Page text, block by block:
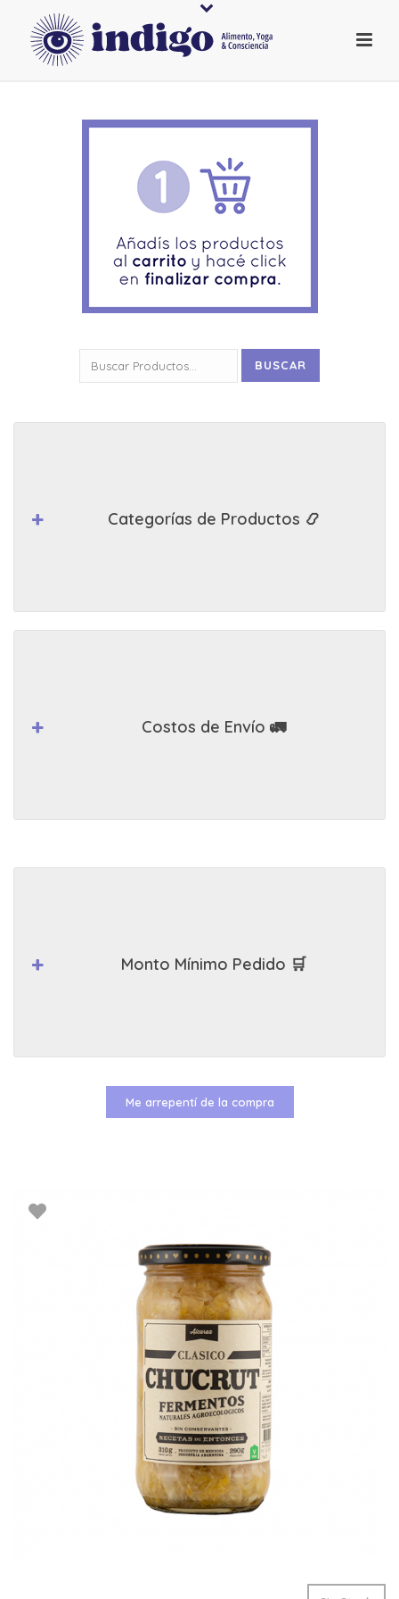
por:
BUSCAR
Categorías de Productos 📿
Costos de Envío 🚛
Monto Mínimo Pedido 🛒
Me arrepentí de la compra